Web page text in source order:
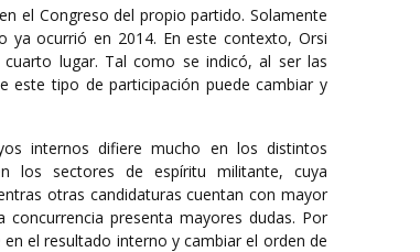
el Congreso del propio partido. Solamente
ya ocurrió en 2014. En este contexto, Orsi
lugar. Tal como se indicó, al ser las
este tipo de participación puede cambiar y
internos difiere mucho en los distintos
los sectores de espíritu militante, cuya
otras candidaturas cuentan con mayor
presenta mayores dudas. Por
el resultado interno y cambiar el orden de